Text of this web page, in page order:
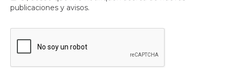
publicaciones y avisos.